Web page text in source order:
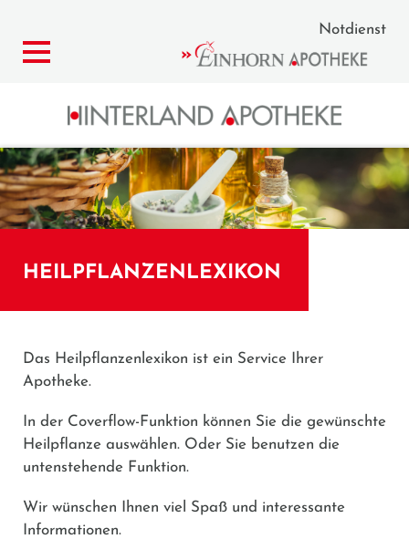
Notdienst
HEILPFLANZENLEXIKON
Das Heilpflanzenlexikon ist ein Service Ihrer
Apotheke.
In der Coverflow-Funktion können Sie die gewünschte
Heilpflanze auswählen. Oder Sie benutzen die
untenstehende Funktion.
Wir wünschen Ihnen viel Spaß und interessante
Informationen.